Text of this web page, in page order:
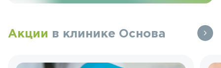
Акции в клинике Основа